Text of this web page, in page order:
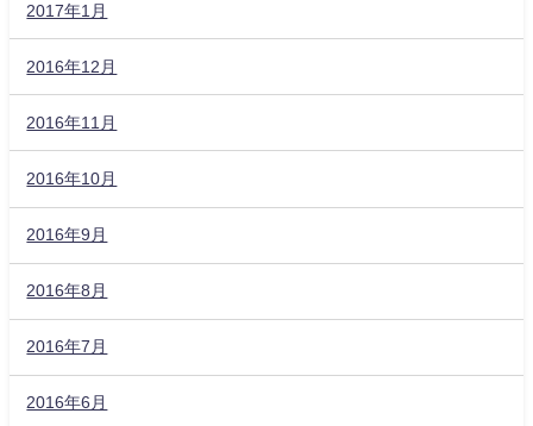
2017年1月
2016年12月
2016年11月
2016年10月
2016年9月
2016年8月
2016年7月
2016年6月